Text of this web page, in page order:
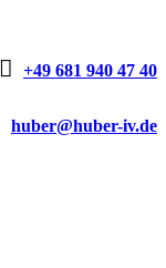
 +49 681 940 47 40
huber@huber-iv.de